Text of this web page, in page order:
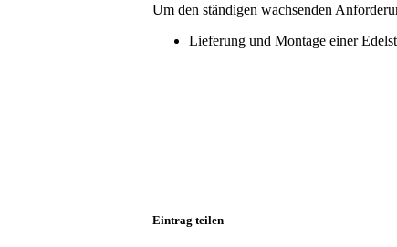
Um den ständigen wachsenden
Lieferung und Montage einer
Eintrag teilen